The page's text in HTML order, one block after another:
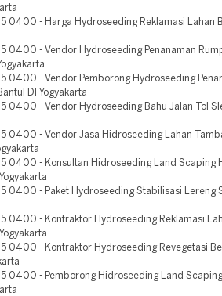
0400 - Harga Hydroseeding Reklamasi Lahan
0400 - Vendor Hydroseeding Penanaman
0400 - Vendor Pemborong Hydroseeding
DI Yogyakarta
0400 - Vendor Hydroseeding Bahu Jalan Tol
0400 - Vendor Jasa Hidroseeding Lahan
0400 - Konsultan Hidroseeding Land Scaping
0400 - Paket Hydroseeding Stabilisasi Lereng
0400 - Kontraktor Hydroseeding Reklamasi
0400 - Kontraktor Hydroseeding Revegetasi
0400 - Pemborong Hidroseeding Land